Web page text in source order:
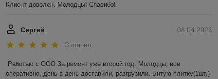
Клиент доволен. Молодцы! Спасибо!
08.04.2026
Сергей
Отлично
Работаю с ООО За ремонт уже второй год. Молодцы, все
оперативно, день в день доставили, разгрузили. Битую плитку(1шт.)